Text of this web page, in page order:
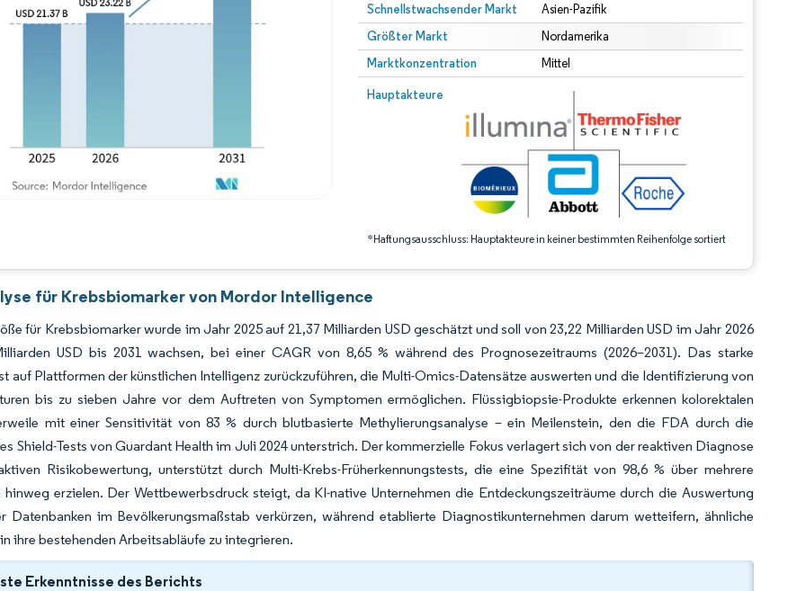
Schnellstwachsender Markt Asien-Pazifik
Größter Markt Nordamerika
Marktkonzentration Mittel
Hauptakteure
*Haftungsausschluss: Hauptakteure in keiner bestimmten Reihenfolge sortiert
Bild © Mordor Intelligence. Wiederverwendung erfordert Namensnennung gemäß CC BY 4.0.
Bild © Mordor Intelligence. Wiederverwendung erfordert Namensnennung gemäß CC BY 4.0.
für Krebsbiomarker von Mordor Intelligence
für Krebsbiomarker wurde im Jahr 2025 auf 21,37 Milliarden USD geschätzt und soll von 23,22 Milliarden USD im Jahr 2026
USD bis 2031 wachsen, bei einer CAGR von 8,65 % während des Prognosezeitraums (2026–2031). Das starke
auf Plattformen der künstlichen Intelligenz zurückzuführen, die Multi-Omics-Datensätze auswerten und die Identifizierung von
bis zu sieben Jahre vor dem Auftreten von Symptomen ermöglichen. Flüssigbiopsie-Produkte erkennen kolorektalen
mit einer Sensitivität von 83 % durch blutbasierte Methylierungsanalyse – ein Meilenstein, den die FDA durch die
Shield-Tests von Guardant Health im Juli 2024 unterstrich. Der kommerzielle Fokus verlagert sich von der reaktiven Diagnose
Risikobewertung, unterstützt durch Multi-Krebs-Früherkennungstests, die eine Spezifität von 98,6 % über mehrere
hinweg erzielen. Der Wettbewerbsdruck steigt, da KI-native Unternehmen die Entdeckungszeiträume durch die Auswertung
Datenbanken im Bevölkerungsmaßstab verkürzen, während etablierte Diagnostikunternehmen darum wetteifern, ähnliche
ihre bestehenden Arbeitsabläufe zu integrieren.
Erkenntnisse des Berichts